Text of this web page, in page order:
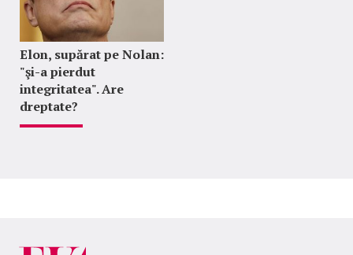
Elon, supărat pe Nolan:
"şi-a pierdut
integritatea". Are
dreptate?